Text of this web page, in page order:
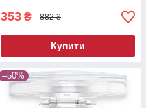
353 ₴ 882 ₴
Купити
–50%